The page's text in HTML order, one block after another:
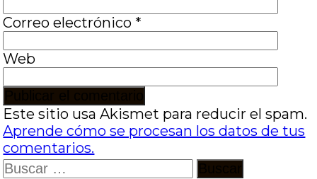
Correo electrónico *
Web
Este sitio usa Akismet para reducir el spam.
Aprende cómo se procesan los datos de tus
comentarios.
Buscar: